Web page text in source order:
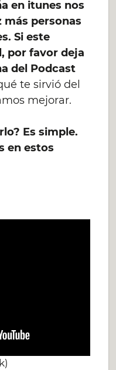
en itunes nos
más personas
Si este
por favor deja
del Podcast
te sirvió del
mejorar.
Es simple.
en estos